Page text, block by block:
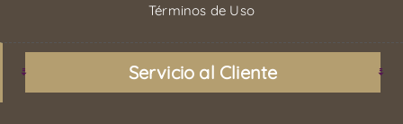
Términos de Uso
Servicio al Cliente